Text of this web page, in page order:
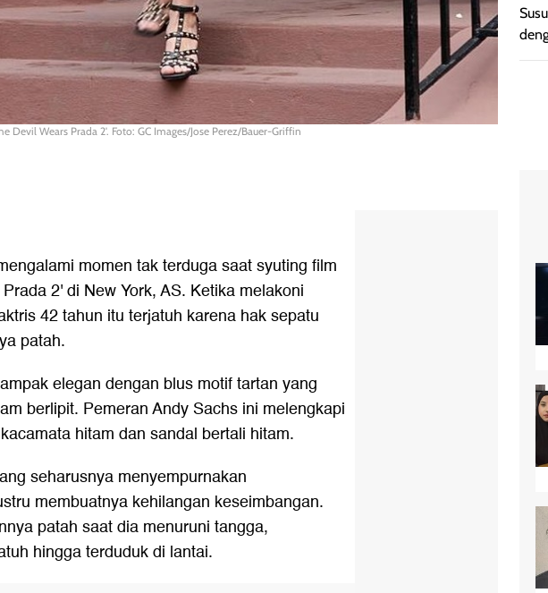
Devil Wears Prada 2'. Foto: GC Images/Jose Perez/Bauer-Griffin
momen tak terduga saat syuting film
2' di New York, AS. Ketika melakoni
42 tahun itu terjatuh karena hak sepatu
patah.
elegan dengan blus motif tartan yang
berlipit. Pemeran Andy Sachs ini melengkapi
hitam dan sandal bertali hitam.
seharusnya menyempurnakan
membuatnya kehilangan keseimbangan.
patah saat dia menuruni tangga,
hingga terduduk di lantai.